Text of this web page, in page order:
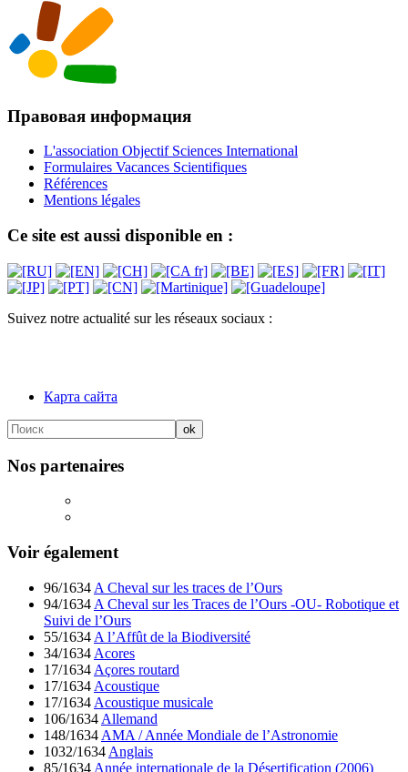
Правовая информация
L'association Objectif Sciences International
Formulaires Vacances Scientifiques
Références
Mentions légales
Ce site est aussi disponible en :
Suivez notre actualité sur les réseaux sociaux :
Карта сайта
Nos partenaires
Voir également
96/1634 A Cheval sur les traces de l’Ours
94/1634 A Cheval sur les Traces de l’Ours -OU- Robotique et
Suivi de l’Ours
55/1634 A l’Affût de la Biodiversité
34/1634 Acores
17/1634 Açores routard
17/1634 Acoustique
17/1634 Acoustique musicale
106/1634 Allemand
148/1634 AMA / Année Mondiale de l’Astronomie
1032/1634 Anglais
85/1634 Année internationale de la Désertification (2006)